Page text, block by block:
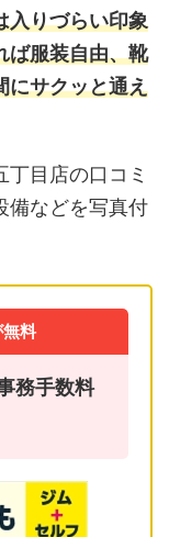
入りづらい印象
ば服装自由、靴
にサクッと通え
目店の口コミ
備などを写真付
料
務手数料